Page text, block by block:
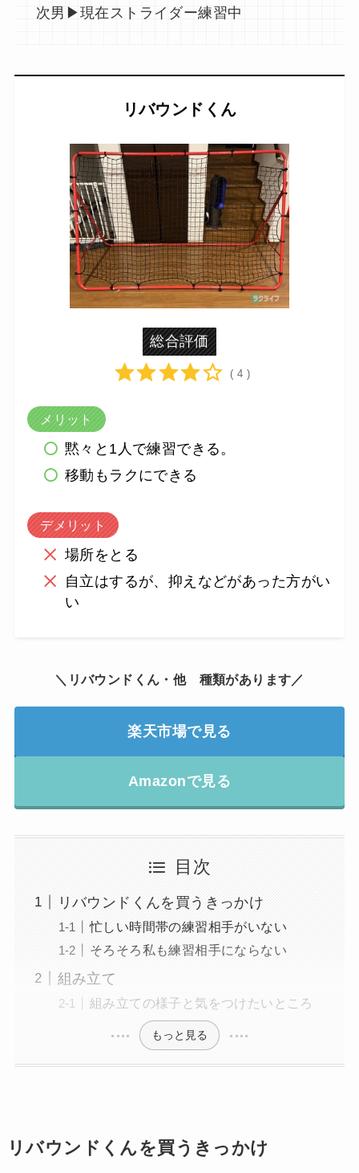
次男▶︎現在ストライダー練習中
リバウンドくん
総合評価
( 4 )
メリット
黙々と1人で練習できる。
移動もラクにできる
デメリット
場所をとる
自立はするが、抑えなどがあった方がい
い
＼リバウンドくん・他 種類があります／
楽天市場で見る
Amazonで見る
目次
リバウンドくんを買うきっかけ
忙しい時間帯の練習相手がいない
そろそろ私も練習相手にならない
組み立て
組み立ての様子と気をつけたいところ
もっと見る
リバウンドくんを買うきっかけ